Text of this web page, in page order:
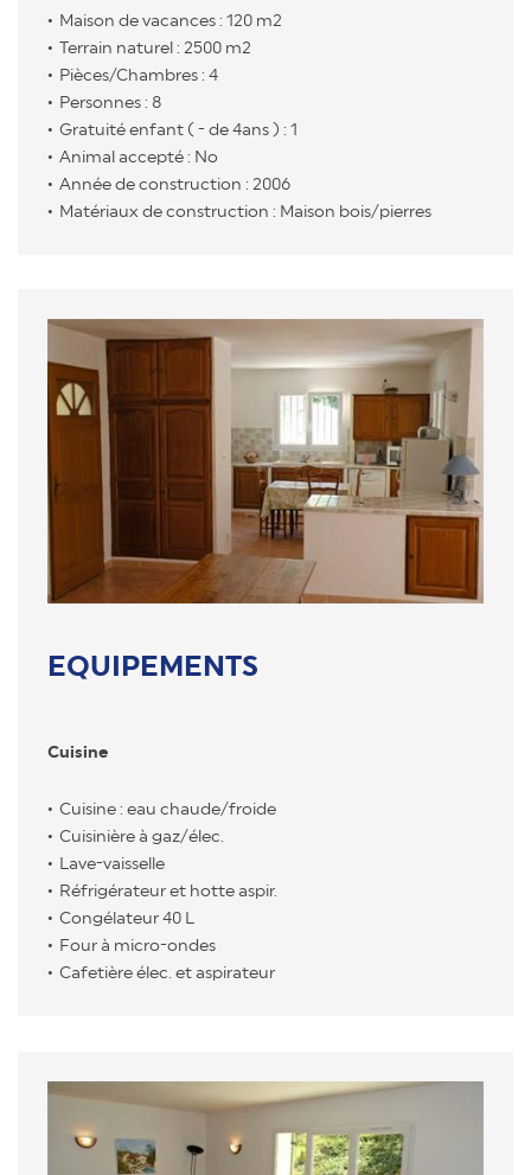
Maison de vacances : 120 m2
Terrain naturel : 2500 m2
Pièces/Chambres : 4
Personnes : 8
Gratuité enfant ( - de 4ans ) : 1
Animal accepté : No
Année de construction : 2006
Matériaux de construction : Maison bois/pierres
EQUIPEMENTS
Cuisine
Cuisine : eau chaude/froide
Cuisinière à gaz/élec.
Lave-vaisselle
Réfrigérateur et hotte aspir.
Congélateur 40 L
Four à micro-ondes
Cafetière élec. et aspirateur